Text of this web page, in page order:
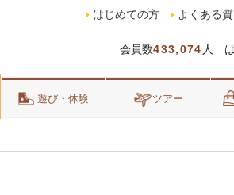
会員数433,074 人
はじめての方 よくある
遊び・体験 ツアー